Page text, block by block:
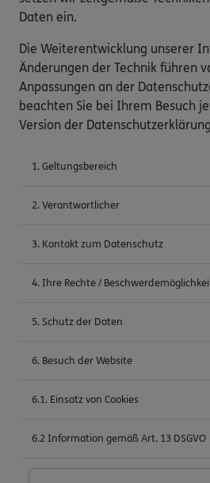
Daten ein.
Die Weiterentwicklung unserer
Änderungen der Technik führen
Anpassungen an der
beachten Sie bei Ihrem Besuch
Version der
1. Geltungsbereich
2. Verantwortlicher
3. Kontakt zum Datenschutz
4. Ihre Rechte /
5. Schutz der Daten
6. Besuch der Website
6.1. Einsatz von Cookies
6.2 Information gemäß Art. 13 DSGVO